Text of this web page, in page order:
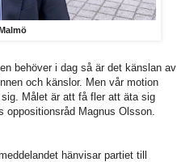
behöver i dag så är det känslan av
och känslor. Men vår motion
Målet är att få fler att äta sig
Magnus Olsson.
hänvisar partiet till